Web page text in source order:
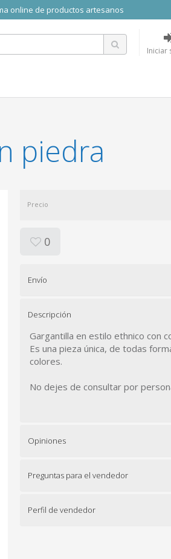
online de productos artesanos
Iniciar
piedra
Precio
0
Envío
Descripción
Gargantilla en estilo ethnico con
Es una pieza única, de todas
colores.
No dejes de consultar por
Opiniones
Preguntas para el vendedor
Perfil de vendedor